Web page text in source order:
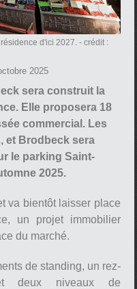
résidence d'ici 2027.- crédit :
2025
sera construit la
Elle proposera 18
commercial. Les
et Brodbeck sera
le parking Saint-
2025.
va bientôt laisser place
un projet immobilier
du marché.
de standing, un rez-
et deux niveaux de